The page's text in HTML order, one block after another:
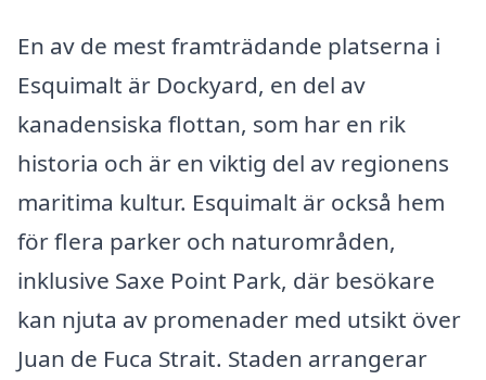
En av de mest framträdande platserna i
Esquimalt är Dockyard, en del av
kanadensiska flottan, som har en rik
historia och är en viktig del av regionens
maritima kultur. Esquimalt är också hem
för flera parker och naturområden,
inklusive Saxe Point Park, där besökare
kan njuta av promenader med utsikt över
Juan de Fuca Strait. Staden arrangerar